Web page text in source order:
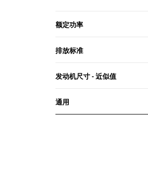
额定功率
排放标准
发动机尺寸 - 近似值
通用